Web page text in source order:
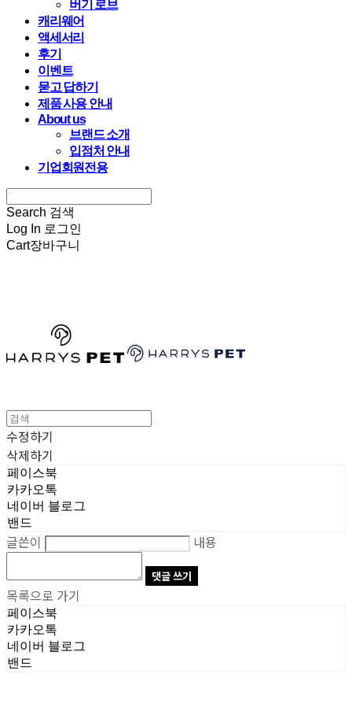
버기 로브
캐리웨어
액세서리
후기
이벤트
묻고 답하기
제품 사용 안내
About us
브랜드 소개
입점처 안내
기업회원전용
Search 검색
Log In 로그인
Cart장바구니
수정하기
삭제하기
페이스북
카카오톡
네이버 블로그
밴드
글쓴이 내용
댓글 쓰기
목록으로 가기
페이스북
카카오톡
네이버 블로그
밴드